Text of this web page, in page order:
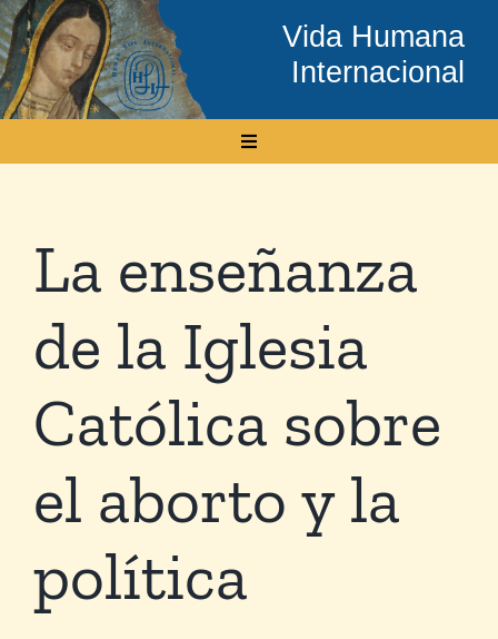
Skip
to
content
Vida Humana
Internacional
Toggle
Conócenos
Temas
Boletín Electrónico
Media
Tienda Virtual
La enseñanza
de la Iglesia
Católica sobre
el aborto y la
política